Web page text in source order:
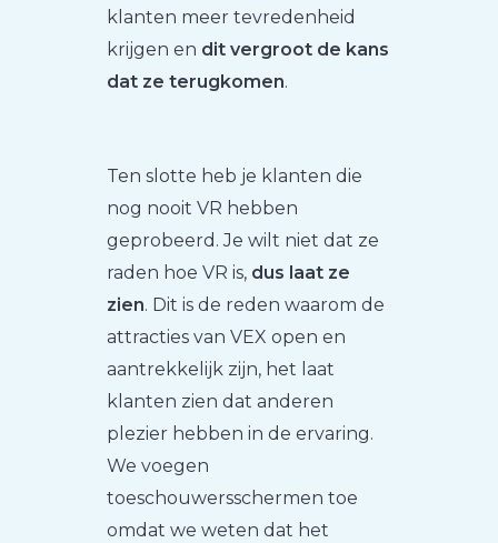
klanten meer tevredenheid
krijgen en dit vergroot de kans
dat ze terugkomen.
Ten slotte heb je klanten die
nog nooit VR hebben
geprobeerd. Je wilt niet dat ze
raden hoe VR is, dus laat ze
zien. Dit is de reden waarom de
attracties van VEX open en
aantrekkelijk zijn, het laat
klanten zien dat anderen
plezier hebben in de ervaring.
We voegen
toeschouwersschermen toe
omdat we weten dat het